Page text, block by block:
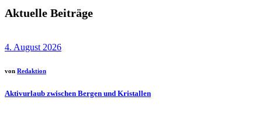
Aktuelle Beiträge
4. August 2026
von Redaktion
Aktivurlaub zwischen Bergen und Kristallen